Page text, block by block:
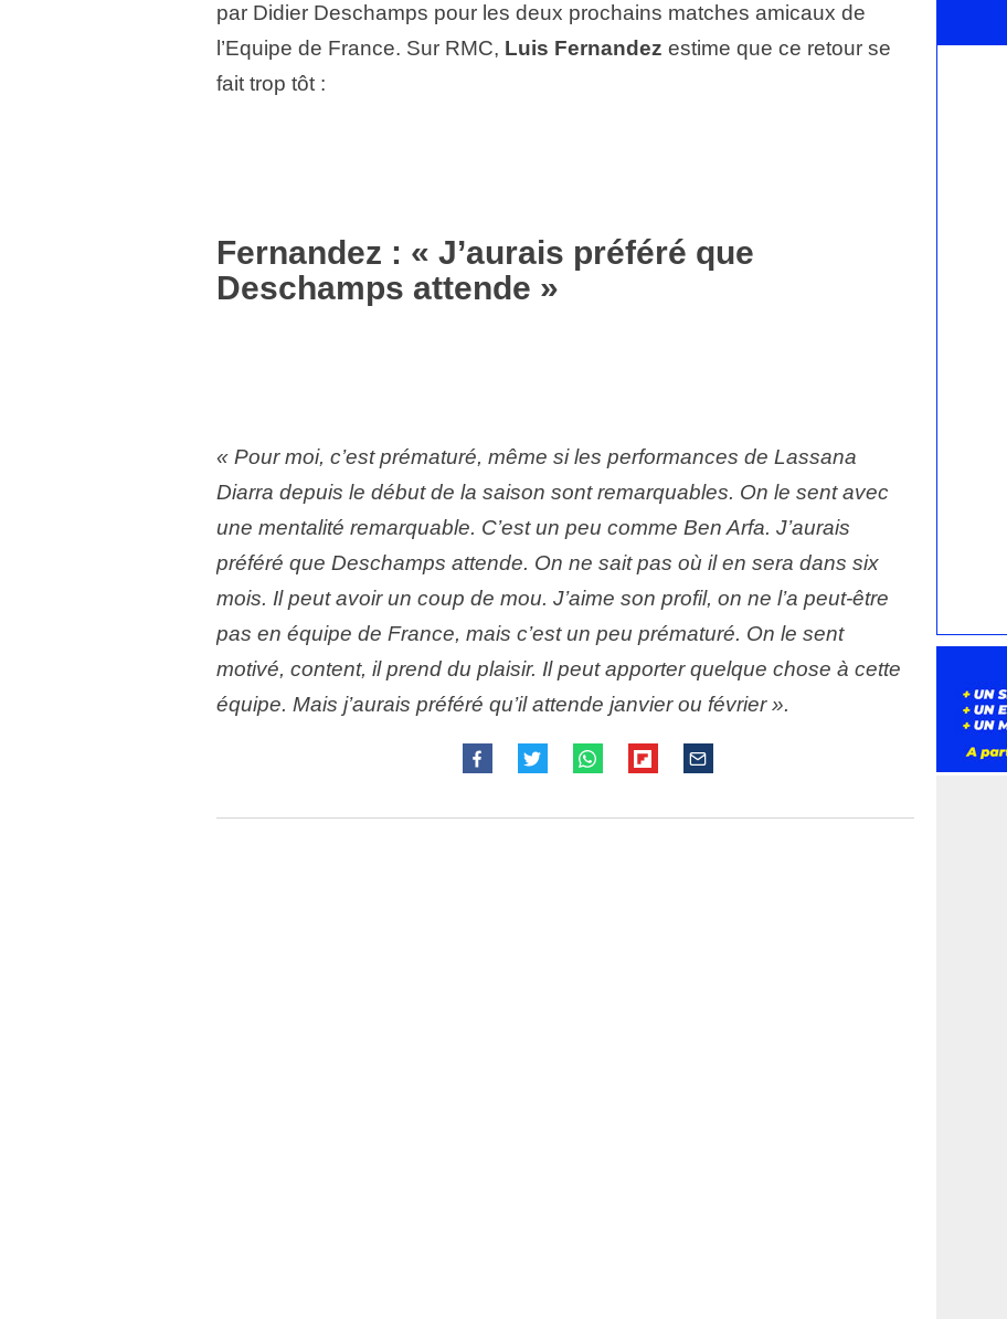
par Didier Deschamps pour les deux prochains matches amicaux de
l’Equipe de France. Sur RMC, Luis Fernandez estime que ce retour se
fait trop tôt :
Fernandez : « J’aurais préféré que
Deschamps attende »
« Pour moi, c’est prématuré, même si les performances de Lassana
Diarra depuis le début de la saison sont remarquables. On le sent avec
une mentalité remarquable. C’est un peu comme Ben Arfa. J’aurais
préféré que Deschamps attende. On ne sait pas où il en sera dans six
mois. Il peut avoir un coup de mou. J’aime son profil, on ne l’a peut-être
pas en équipe de France, mais c’est un peu prématuré. On le sent
motivé, content, il prend du plaisir. Il peut apporter quelque chose à cette
équipe. Mais j’aurais préféré qu’il attende janvier ou février ».